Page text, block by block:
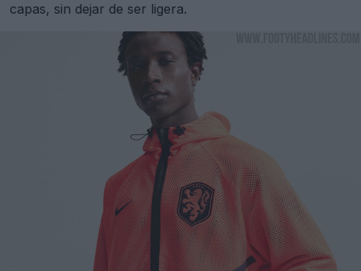
capas, sin dejar de ser ligera.